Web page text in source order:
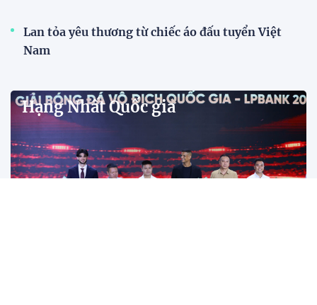
Đình Bắc cùng dàn sao CAHN "thắng lớn" tại
V.League Awards 2026
an Hà Nội được xướng tên ở hàng loạt hạng mục
quan trọng tại V.League Awards 2026 sau mùa giải
thành công rực rỡ.
Đánh bại Ninh Bình, Công an TPHCM giành ngôi